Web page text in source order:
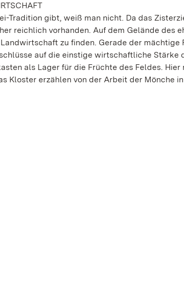
Tradition gibt, weiß man nicht. Da das
reichlich vorhanden. Auf dem Gelände des
zu finden. Gerade der mächtige
auf die einstige wirtschaftliche Stärke
als Lager für die Früchte des Feldes. Hier
Kloster erzählen von der Arbeit der Mönche